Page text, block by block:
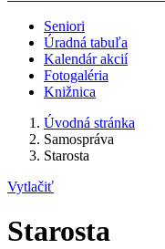
Seniori
Úradná tabuľa
Kalendár akcií
Fotogaléria
Knižnica
Úvodná stránka
Samospráva
Starosta
Vytlačiť
Starosta